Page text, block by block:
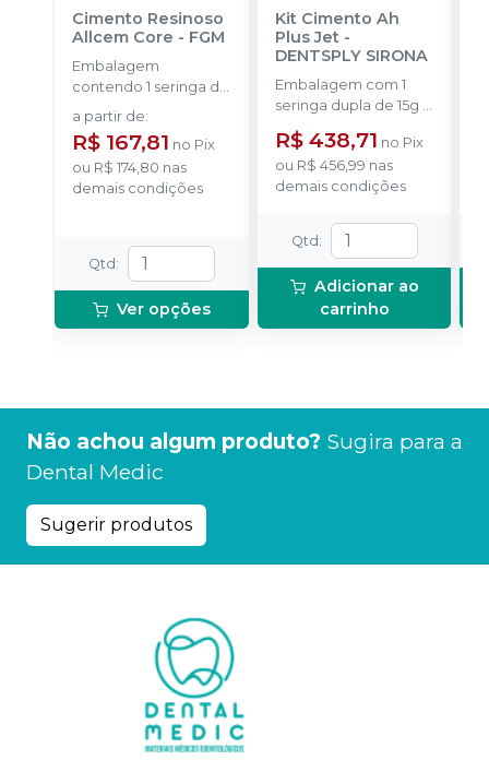
Cimento Resinoso
Allcem Core - FGM
Embalagem
contendo 1 seringa de
corpo duplo com 6g
e 8 ponteiras
a partir de:
R$ 167,81 no Pix
ou R$ 174,80 nas
demais condições
Qtd :
Ver opções
Kit Cimento Ah
Plus Jet-
DENTSPLY SIRONA
Embalagem com 1
seringa dupla de 15g +
20 pontas aplicadoras.
R$ 438,71 no Pix
ou R$ 456,99 nas
demais condições
Qtd :
Adicionar ao
carrinho
Não achou algum produto? Sugira para a
Dental Medic
Sugerir produtos